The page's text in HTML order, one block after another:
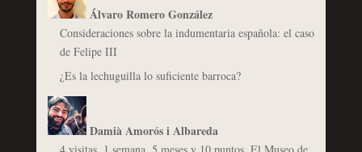
Álvaro Romero González
Consideraciones sobre la indumentaria española: el caso
de Felipe III
¿Es la lechuguilla lo suficiente barroca?
Damià Amorós i Albareda